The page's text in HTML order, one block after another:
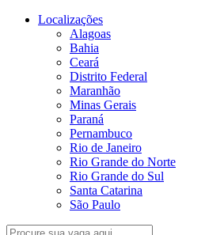
Localizações
Alagoas
Bahia
Ceará
Distrito Federal
Maranhão
Minas Gerais
Paraná
Pernambuco
Rio de Janeiro
Rio Grande do Norte
Rio Grande do Sul
Santa Catarina
São Paulo